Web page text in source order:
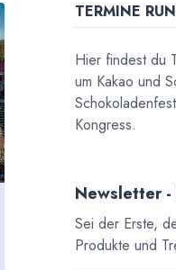
TERMINE
Hier findest du
um Kakao und
Kongress.
Newsletter -
Sei der Erste,
Produkte und